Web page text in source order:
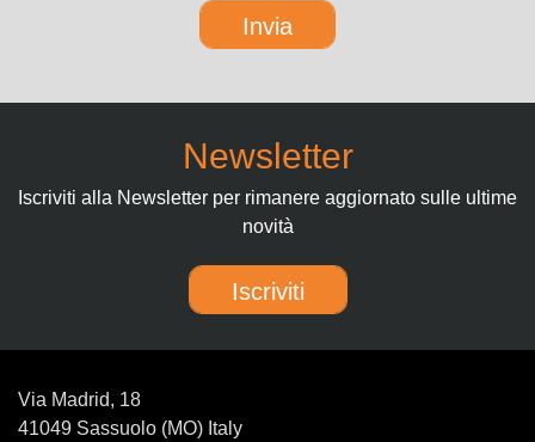
Invia
Newsletter
Iscriviti alla Newsletter per rimanere aggiornato sulle ultime
novità
Iscriviti
Via Madrid, 18
41049 Sassuolo (MO) Italy